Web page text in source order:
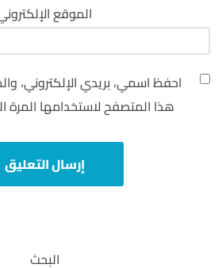
الموقع
احفظ اسمي، بريدي الإلكتروني،
هذا المتصفح لاستخدامها المرة
البحث